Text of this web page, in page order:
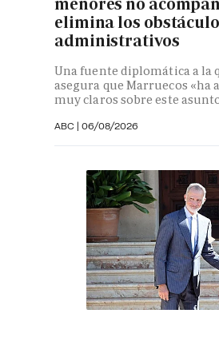
elimina los
administrativos
Una fuente diplomática a la
asegura que Marruecos
muy claros sobre este
ABC | 06/08/2026